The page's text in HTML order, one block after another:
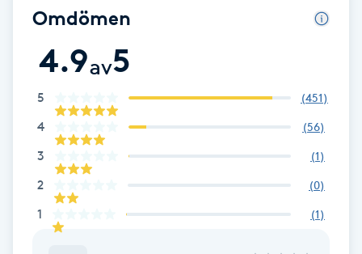
Damklippning
Dermapen
Diamantslipning
Omdömen
4.9av5
5 (451)
4 (56)
3 (1)
2 (0)
1 (1)